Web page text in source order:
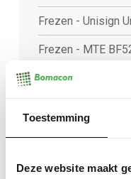
Toestemming
Deze website maakt
Frezen - Unisign
Frezen - MTE
Frezen - MTE
Frezen - Unisign
Frezen - Hartford